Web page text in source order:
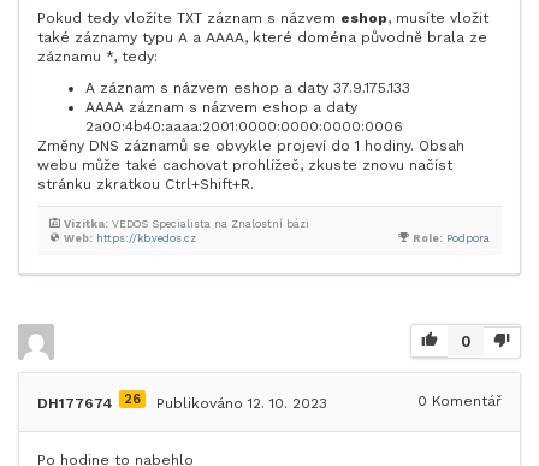
Pokud tedy vložíte TXT záznam s názvem eshop, musíte vložit
také záznamy typu A a AAAA, které doména původně brala ze
záznamu *, tedy:
A záznam s názvem eshop a daty 37.9.175.133
AAAA záznam s názvem eshop a daty
2a00:4b40:aaaa:2001:0000:0000:0000:0006
Změny DNS záznamů se obvykle projeví do 1 hodiny. Obsah
webu může také cachovat prohlížeč, zkuste znovu načíst
stránku zkratkou Ctrl+Shift+R.
Role: Podpora
Web: https://kb.vedos.cz
Vizitka: VEDOS Specialista na Znalostní bázi
0
DH177674 26 Publikováno 12. 10. 2023 0 Komentář
Po hodine to nabehlo